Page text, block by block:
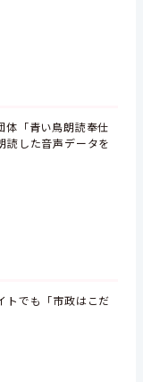
体「青い鳥朗読奉仕
読した音声データを
トでも「市政はこだ